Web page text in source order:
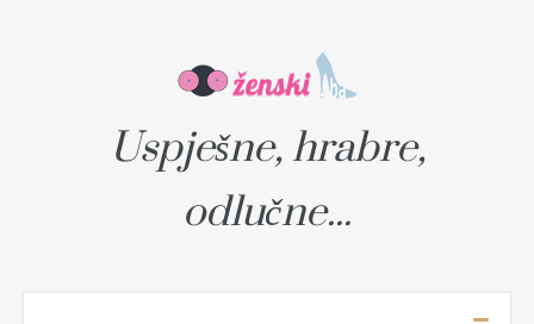
Uspješne, hrabre,
odlučne...